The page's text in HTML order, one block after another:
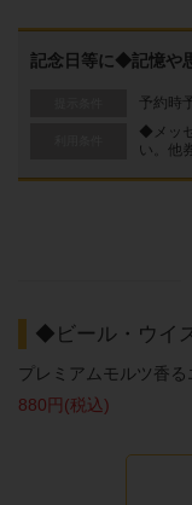
記念日等に◆記憶や
予約時
◆メッ
い。他
◆ビール・ウイ
プレミアムモルツ香る
880円 (税込)